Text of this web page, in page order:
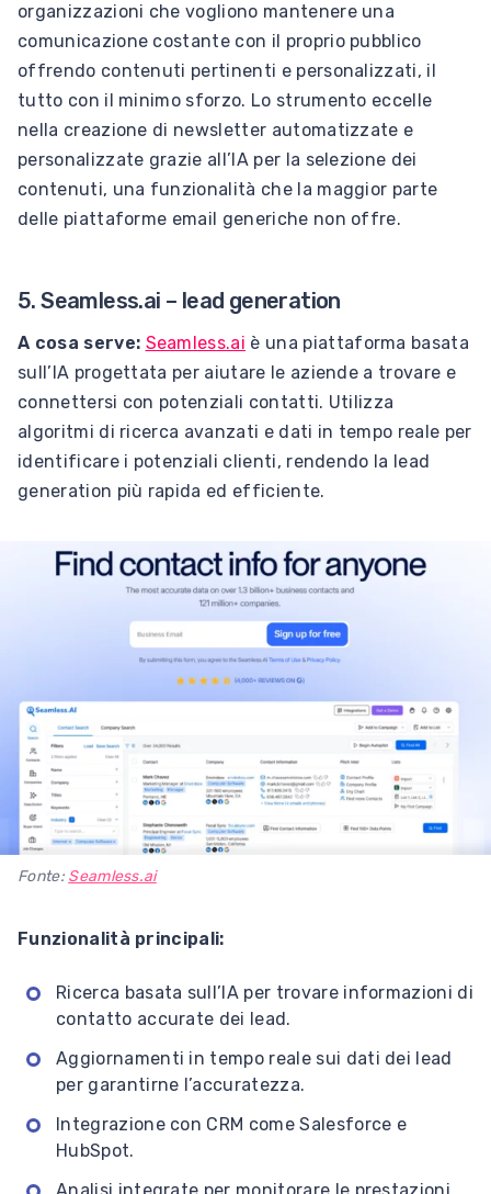
organizzazioni che vogliono mantenere una
comunicazione costante con il proprio pubblico
offrendo contenuti pertinenti e personalizzati, il
tutto con il minimo sforzo. Lo strumento eccelle
nella creazione di newsletter automatizzate e
personalizzate grazie all’IA per la selezione dei
contenuti, una funzionalità che la maggior parte
delle piattaforme email generiche non offre.
5. Seamless.ai – lead generation
A cosa serve: Seamless.ai è una piattaforma basata
sull’IA progettata per aiutare le aziende a trovare e
connettersi con potenziali contatti. Utilizza
algoritmi di ricerca avanzati e dati in tempo reale per
identificare i potenziali clienti, rendendo la lead
generation più rapida ed efficiente.
Fonte: Seamless.ai
Funzionalità principali:
Ricerca basata sull’IA per trovare informazioni di
contatto accurate dei lead.
Aggiornamenti in tempo reale sui dati dei lead
per garantirne l’accuratezza.
Integrazione con CRM come Salesforce e
HubSpot.